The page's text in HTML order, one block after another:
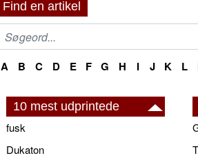
Find en artikel
A B C D E F G H I J K L
10 mest udprintede
fusk
Dukaton